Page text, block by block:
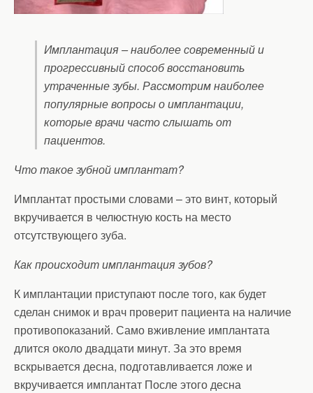
Имплантация – наиболее современный и
прогрессивный способ восстановить
утраченные зубы. Рассмотрим наиболее
популярные вопросы о имплантации,
которые врачи часто слышать от
пациентов.
Что такое зубной имплантат?
Имплантат простыми словами – это винт, который
вкручивается в челюстную кость на место
отсутствующего зуба.
Как происходит имплантация зубов?
К имплантации приступают после того, как будет
сделан снимок и врач проверит пациента на наличие
противопоказаний. Само вживление имплантата
длится около двадцати минут. За это время
вскрывается десна, подготавливается ложе и
вкручивается имплантат После этого десна